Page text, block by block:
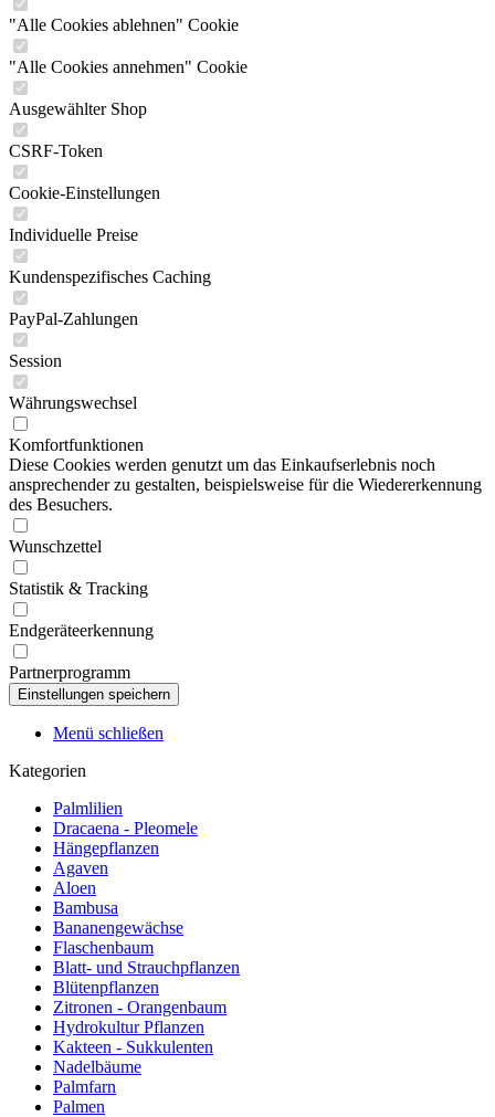
"Alle Cookies ablehnen" Cookie
"Alle Cookies annehmen" Cookie
Ausgewählter Shop
CSRF-Token
Cookie-Einstellungen
Individuelle Preise
Kundenspezifisches Caching
PayPal-Zahlungen
Session
Währungswechsel
Komfortfunktionen
Diese Cookies werden genutzt um das Einkaufserlebnis noch
ansprechender zu gestalten, beispielsweise für die Wiedererkennung
des Besuchers.
Wunschzettel
Statistik & Tracking
Endgeräteerkennung
Partnerprogramm
Menü schließen
Kategorien
Palmlilien
Dracaena - Pleomele
Hängepflanzen
Agaven
Aloen
Bambusa
Bananengewächse
Flaschenbaum
Blatt- und Strauchpflanzen
Blütenpflanzen
Zitronen - Orangenbaum
Hydrokultur Pflanzen
Kakteen - Sukkulenten
Nadelbäume
Palmfarn
Palmen